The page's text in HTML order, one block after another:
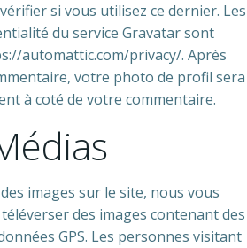
si vous utilisez ce dernier. Les
du service Gravatar sont
automattic.com/privacy/. Après
votre photo de profil sera
à coté de votre commentaire.
images sur le site, nous vous
des images contenant des
GPS. Les personnes visitant